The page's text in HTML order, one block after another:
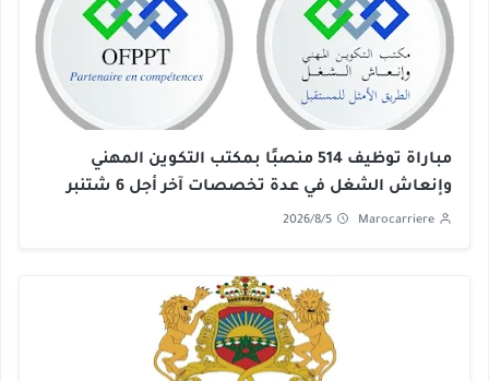
مباراة توظيف 514 منصبًا بمكتب التكوين المهني
وإنعاش الشغل في عدة تخصصات آخر أجل 6 شتنبر
2026
Marocarriere
2026/8/5